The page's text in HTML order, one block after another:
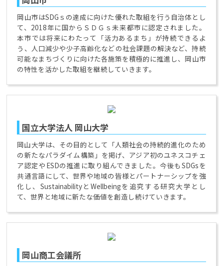
岡山市はSDGｓの達成に向けた優れた取組を行う自治体とし
て、2018年に国からＳＤＧｓ未来都市に認定されました。
本市では将来にわたって「活力あるまち」が持続できるよ
う、人口減少や少子高齢化などの社会課題の解決など、持続
可能なまちづくりに向けた各施策を積極的に推進し、岡山市
の特性を活かした取組を継続していきます。
国立大学法人 岡山大学
岡山大学は、その目的として「人類社会の持続的進化のため
の新たなパラダイム構築」を掲げ、アジア初のユネスコチェ
ア認定やESDの推進に取り組んできました。今後もSDGsを
共通言語にして、世界や地域の皆様とパートナーシップを強
化し、SustainabilityとWellbeingを追究する研究大学とし
て、世界と地域に新たな価値を創造し続けていきます。
岡山商工会議所